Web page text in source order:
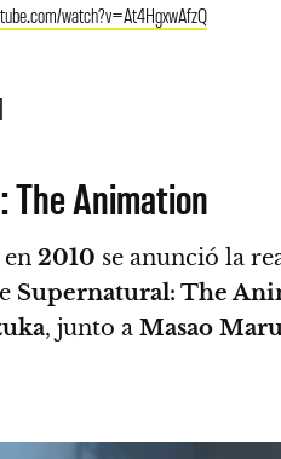
watch?v=At4HgxwAfzQ
The Animation
2010 se anunció la
Supernatural: The
, junto a Masao